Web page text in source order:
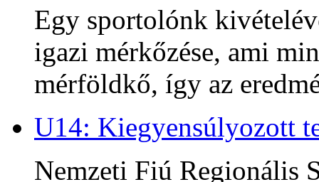
Egy sportolónk
igazi mérkőzése, ami
mérföldkő, így az
U14: Kiegyensúlyozott
Nemzeti Fiú Regionális